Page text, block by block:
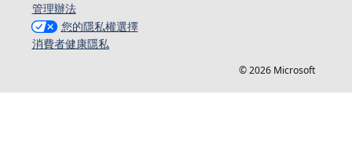
管理辦法
您的隱私權選擇
消費者健康隱私
© 2026 Microsoft